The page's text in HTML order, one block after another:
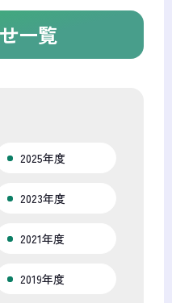
一覧
2025年度
2023年度
2021年度
2019年度